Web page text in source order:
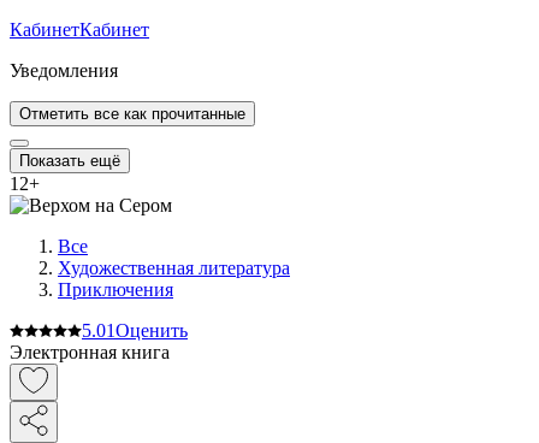
КабинетКабинет
Уведомления
Отметить все как прочитанные
Показать ещё
12+
Все
Художественная литература
Приключения
5.01Оценить
Электронная книга